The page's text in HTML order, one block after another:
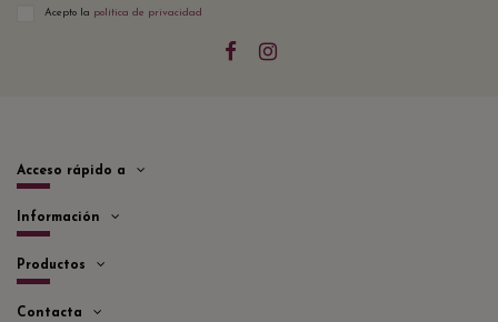
Acepto la política de privacidad
Acceso rápido a
Información
Productos
Contacta